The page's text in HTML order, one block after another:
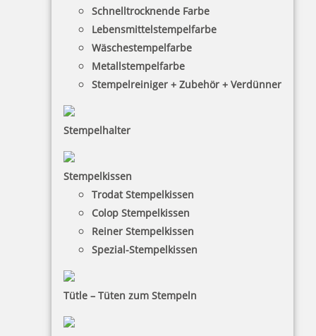
Schnelltrocknende Farbe
Lebensmittelstempelfarbe
Wäschestempelfarbe
Metallstempelfarbe
Stempelreiniger + Zubehör + Verdünner
Stempelhalter
Stempelkissen
Trodat Stempelkissen
Colop Stempelkissen
Reiner Stempelkissen
Spezial-Stempelkissen
Tütle – Tüten zum Stempeln
HINWEISE
Versandinformationen
Zahlungsbedingungen
Bestellhinweise